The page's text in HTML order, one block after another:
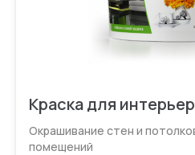
Краска для
Окрашивание стен и
помещений